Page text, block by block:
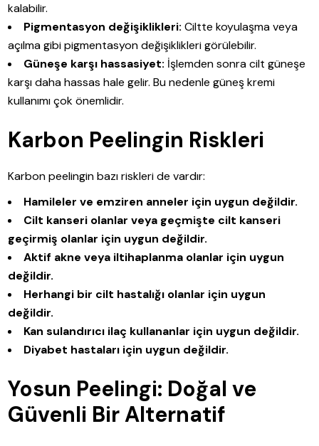
kalabilir.
Pigmentasyon değişiklikleri: Ciltte koyulaşma veya
açılma gibi pigmentasyon değişiklikleri görülebilir.
Güneşe karşı hassasiyet: İşlemden sonra cilt güneşe
karşı daha hassas hale gelir. Bu nedenle güneş kremi
kullanımı çok önemlidir.
Karbon Peelingin Riskleri
Karbon peelingin bazı riskleri de vardır:
Hamileler ve emziren anneler için uygun değildir.
Cilt kanseri olanlar veya geçmişte cilt kanseri
geçirmiş olanlar için uygun değildir.
Aktif akne veya iltihaplanma olanlar için uygun
değildir.
Herhangi bir cilt hastalığı olanlar için uygun
değildir.
Kan sulandırıcı ilaç kullananlar için uygun değildir.
Diyabet hastaları için uygun değildir.
Yosun Peelingi: Doğal ve
Güvenli Bir Alternatif